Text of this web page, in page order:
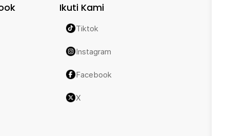
Ikuti Kami
Tiktok
Instagram
Facebook
X